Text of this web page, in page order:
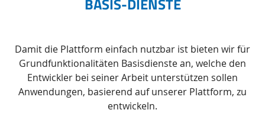
Damit die Plattform einfach nutzbar ist bieten wir für
Grundfunktionalitäten Basisdienste an, welche den
Entwickler bei seiner Arbeit unterstützen sollen
Anwendungen, basierend auf unserer Plattform, zu
entwickeln.